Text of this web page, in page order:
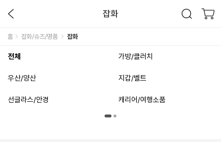
잡화
홈 잡화/슈즈/명품 잡화
전체 가방/클러치
우산/양산 지갑/벨트
선글라스/안경 캐리어/여행소품